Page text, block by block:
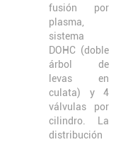
fusión por
plasma,
sistema
DOHC (doble
árbol de
levas en
culata) y 4
válvulas por
cilindro. La
distribución